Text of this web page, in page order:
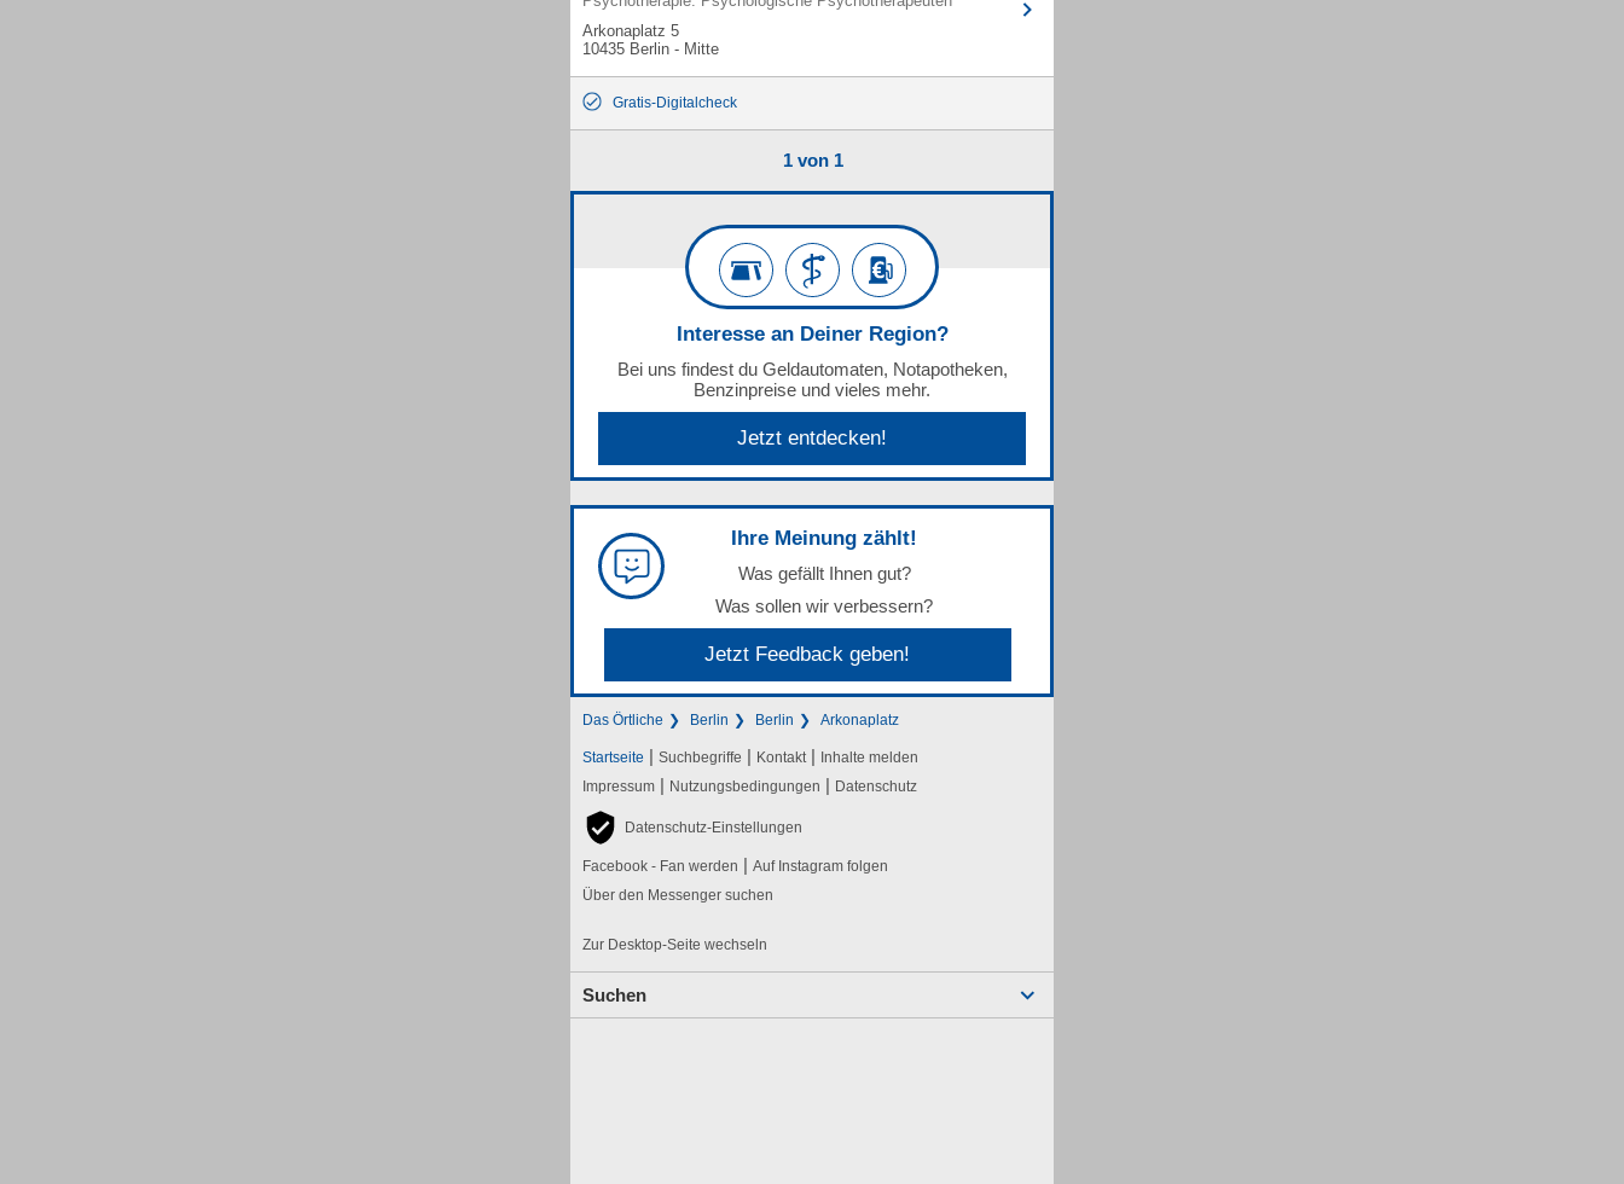
Arkonaplatz 5
10435 Berlin - Mitte
Gratis-Digitalcheck
1 von 1
Interesse an Deiner Region?
Bei uns findest du Geldautomaten, Notapotheken,
Benzinpreise und vieles mehr.
Jetzt entdecken!
Ihre Meinung zählt!
Was gefällt Ihnen gut?
Was sollen wir verbessern?
Jetzt Feedback geben!
Das Örtliche Berlin Berlin Arkonaplatz
Startseite | Suchbegriffe | Kontakt | Inhalte melden
Impressum | Nutzungsbedingungen | Datenschutz
Datenschutz-Einstellungen
Facebook - Fan werden | Auf Instagram folgen
Über den Messenger suchen
Zur Desktop-Seite wechseln
Suchen